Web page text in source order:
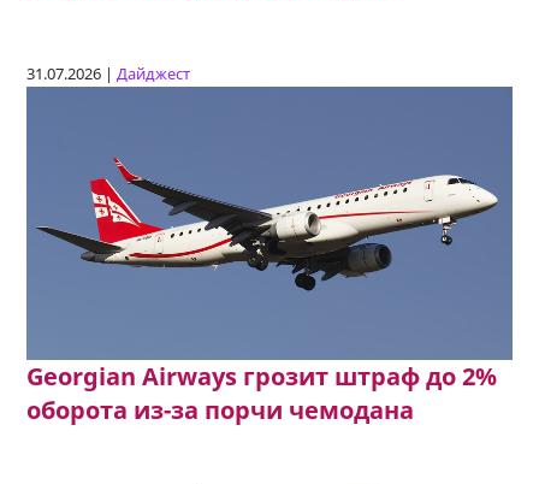
31.07.2026 |Дайджест
Georgian Airways грозит штраф до 2%
оборота из-за порчи чемодана